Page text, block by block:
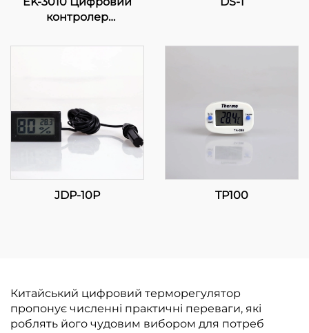
контролер
у ваших руках
JDP-10P TP100
Китайський цифровий терморегулятор
пропонує численні практичні переваги, які
роблять його чудовим вибором для потреб